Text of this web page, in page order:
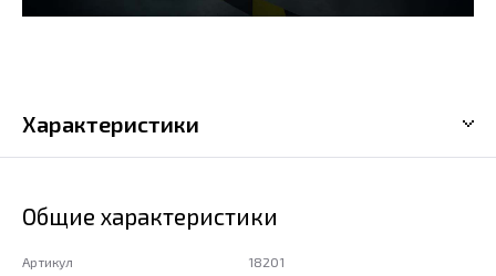
Характеристики
Общие характеристики
Артикул 18201